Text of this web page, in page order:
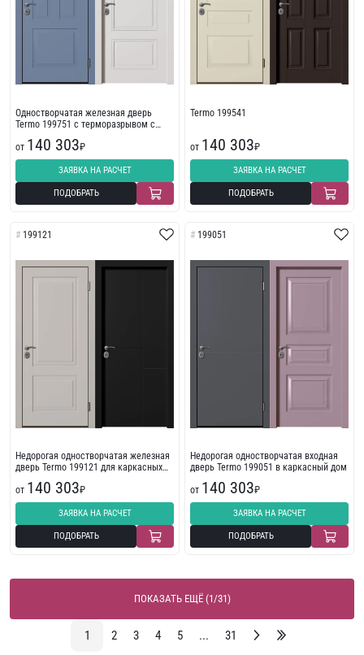
Одностворчатая железная дверь
Termo 199751 с терморазрывом с
от 140 303₽
ЗАЯВКА НА РАСЧЕТ
ПОДОБРАТЬ
Termo 199541
от 140 303₽
ЗАЯВКА НА РАСЧЕТ
ПОДОБРАТЬ
199121
Недорогая одностворчатая железная
дверь Termo 199121 для каркасных
от 140 303₽
ЗАЯВКА НА РАСЧЕТ
ПОДОБРАТЬ
199051
Недорогая одностворчатая входная
дверь Termo 199051 в каркасный дом
от 140 303₽
ЗАЯВКА НА РАСЧЕТ
ПОДОБРАТЬ
ПОКАЗАТЬ ЕЩЁ (1/31)
1 2 3 4 5 ... 31